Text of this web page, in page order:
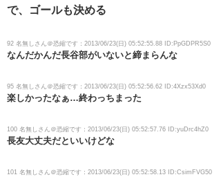
で、ゴールも決める
92 名無しさん＠恐縮です：2013/06/23(日) 05:52:55.88 ID:PpGDPR5S0
なんだかんだ長谷部がいないと締まらんな
95 名無しさん＠恐縮です：2013/06/23(日) 05:52:56.62 ID:4Xzx53Xd0
楽しかったなぁ…終わっちまった
100 名無しさん＠恐縮です：2013/06/23(日) 05:52:57.76 ID:yuDrc4hZ0
長友大丈夫だといいけどな
101 名無しさん＠恐縮です：2013/06/23(日) 05:52:58.13 ID:CsimFVG50